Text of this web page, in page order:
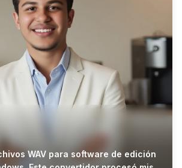
WAV para software de edición